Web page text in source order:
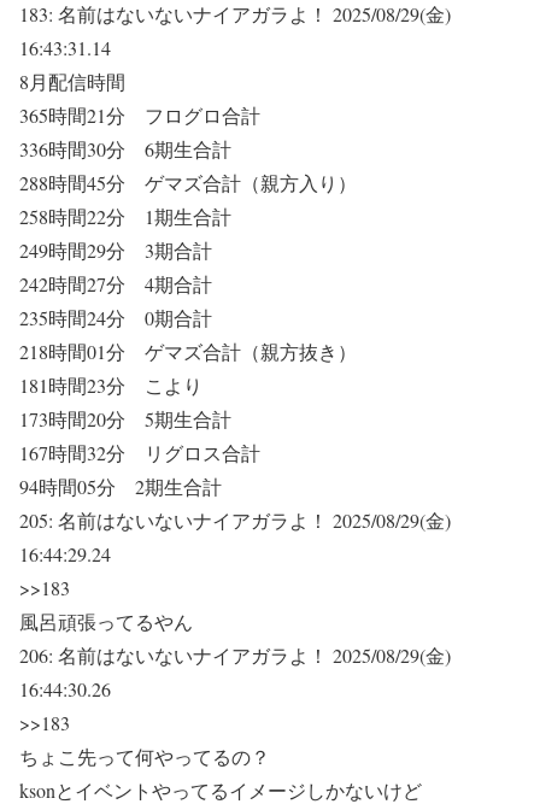
183: 名前はないないナイアガラよ！ 2025/08/29(金)
16:43:31.14
8月配信時間
365時間21分 フログロ合計
336時間30分 6期生合計
288時間45分 ゲマズ合計（親方入り）
258時間22分 1期生合計
249時間29分 3期合計
242時間27分 4期合計
235時間24分 0期合計
218時間01分 ゲマズ合計（親方抜き）
181時間23分 こより
173時間20分 5期生合計
167時間32分 リグロス合計
94時間05分 2期生合計
205: 名前はないないナイアガラよ！ 2025/08/29(金)
16:44:29.24
>>183
風呂頑張ってるやん
206: 名前はないないナイアガラよ！ 2025/08/29(金)
16:44:30.26
>>183
ちょこ先って何やってるの？
ksonとイベントやってるイメージしかないけど